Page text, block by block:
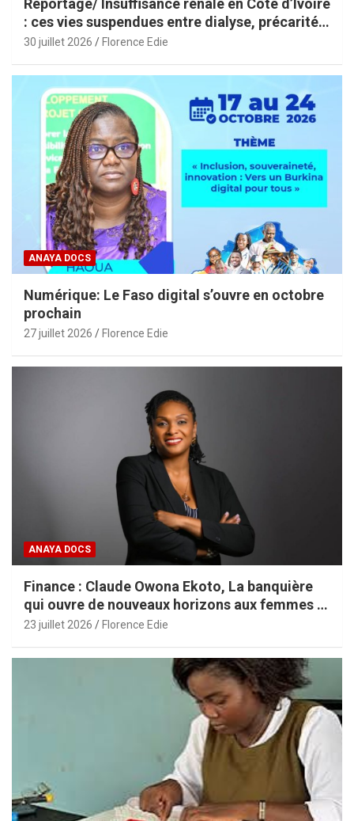
Reportage/ Insuffisance rénale en Côte d’Ivoire
: ces vies suspendues entre dialyse, précarité
et espoir
30 juillet 2026 Florence Edie
ANAYA DOCS
Numérique: Le Faso digital s’ouvre en octobre
prochain
27 juillet 2026 Florence Edie
ANAYA DOCS
Finance : Claude Owona Ekoto, La banquière
qui ouvre de nouveaux horizons aux femmes et
aux PME africaines
23 juillet 2026 Florence Edie